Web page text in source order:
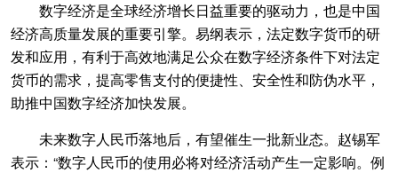
数字经济是全球经济增长日益重要的驱动力，也是中国
经济高质量发展的重要引擎。易纲表示，法定数字货币的研
发和应用，有利于高效地满足公众在数字经济条件下对法定
货币的需求，提高零售支付的便捷性、安全性和防伪水平，
助推中国数字经济加快发展。
未来数字人民币落地后，有望催生一批新业态。赵锡军
表示：“数字人民币的使用必将对经济活动产生一定影响。例